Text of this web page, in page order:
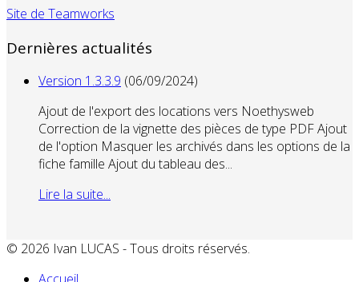
Site de Teamworks
Dernières actualités
Version 1.3.3.9 (06/09/2024)
Ajout de l'export des locations vers Noethysweb
Correction de la vignette des pièces de type PDF Ajout
de l'option Masquer les archivés dans les options de la
fiche famille Ajout du tableau des...
Lire la suite...
© 2026 Ivan LUCAS - Tous droits réservés.